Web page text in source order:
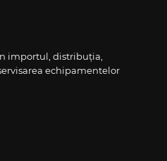
importul, distribuția,
echipamentelor